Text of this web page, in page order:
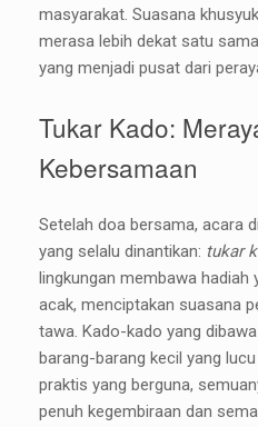
masyarakat. Suasana
merasa lebih dekat satu
yang menjadi pusat dari
Tukar Kado:
Kebersamaan
Setelah doa bersama, acara
yang selalu dinantikan: tukar
lingkungan membawa hadiah
acak, menciptakan suasana
tawa. Kado-kado yang
barang-barang kecil yang
praktis yang berguna,
penuh kegembiraan dan